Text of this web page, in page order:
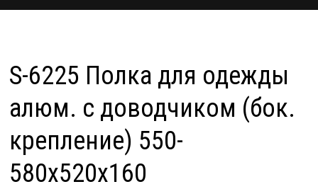
S-6225 Полка для одежды
алюм. с доводчиком (бок.
крепление) 550-
580х520х160